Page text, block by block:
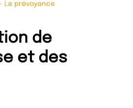
La prévoyance
de
et des